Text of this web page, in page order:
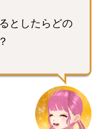
としたらどの